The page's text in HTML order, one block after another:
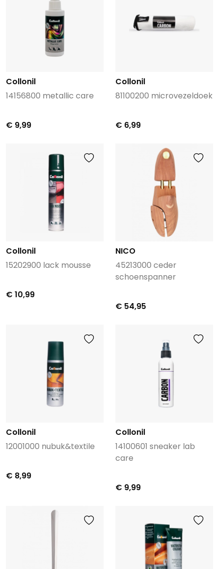
Collonil
14156800 metallic care
€ 9,99
Collonil
81100200 microvezeldoek
€ 6,99
Collonil
15202900 lack mousse
€ 10,99
NICO
45213000 ceder
schoenspanner
€ 54,95
Collonil
12001000 nubuk&textile
€ 8,99
Collonil
14100601 sneaker lab
care
€ 9,99